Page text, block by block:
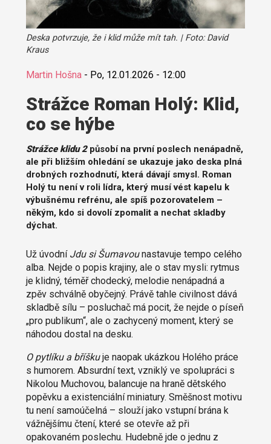
Deska potvrzuje, že i klid může mít tah. | Foto: David
Kraus
Martin Hošna- Po, 12.01.2026 - 12:00
Strážce Roman Holý: Klid,
co se hýbe
Strážce klidu 2působí na první poslech nenápadně,
ale při bližším ohledání se ukazuje jako deska plná
drobných rozhodnutí, která dávají smysl. Roman
Holý tu není v roli lídra, který musí vést kapelu k
výbušnému refrénu, ale spíš pozorovatelem –
někým, kdo si dovolí zpomalit a nechat skladby
dýchat.
Už úvodní Jdu si Šumavounastavuje tempo celého
alba. Nejde o popis krajiny, ale o stav mysli: rytmus
je klidný, téměř chodecký, melodie nenápadná a
zpěv schválně obyčejný. Právě tahle civilnost dává
skladbě sílu – posluchač má pocit, že nejde o píseň
„pro publikum“, ale o zachycený moment, který se
náhodou dostal na desku.
O pytlíku a bříškuje naopak ukázkou Holého práce
s humorem. Absurdní text, vzniklý ve spolupráci s
Nikolou Muchovou, balancuje na hraně dětského
popěvku a existenciální miniatury. Směšnost motivu
tu není samoúčelná – slouží jako vstupní brána k
vážnějšímu čtení, které se otevře až při
opakovaném poslechu. Hudebně jde o jednu z